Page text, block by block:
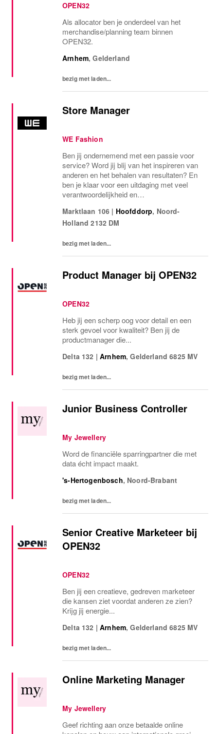
OPEN32
Als allocator ben je onderdeel van het
merchandise/planning team binnen
OPEN32.
Arnhem,Gelderland
bezig met laden...
Store Manager
WE Fashion
Ben jij ondernemend met een passie voor
service? Word jij blij van het inspireren van
anderen en het behalen van resultaten? En
ben je klaar voor een uitdaging met veel
verantwoordelijkheid en
kast als Store Manager bij WE Fashion en
take the lead in...
Marktlaan 106 | Hoofddorp, Noord-
Holland 2132 DM
bezig met laden...
Product Manager bij OPEN32
OPEN32
Heb jij een scherp oog voor detail en een
sterk gevoel voor kwaliteit? Ben jij de
productmanager die...
Delta 132 | Arnhem,Gelderland 6825 MV
bezig met laden...
Junior Business Controller
My Jewellery
Word de financiële sparringpartner die met
data écht impact maakt.
's-Hertogenbosch, Noord-Brabant
bezig met laden...
Senior Creative Marketeer bij
OPEN32
OPEN32
Ben jij een creatieve, gedreven marketeer
die kansen ziet voordat anderen ze zien?
Krijg jij energie...
Delta 132 | Arnhem,Gelderland 6825 MV
bezig met laden...
Online Marketing Manager
My Jewellery
Geef richting aan onze betaalde online